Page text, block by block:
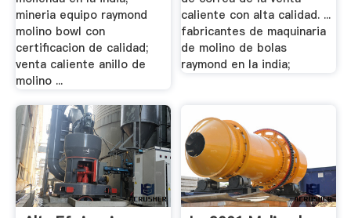
mineria equipo raymond
molino bowl con
certificacion de calidad;
venta caliente anillo de
molino ...
caliente con alta calidad. ...
fabricantes de maquinaria
de molino de bolas
raymond en la india;